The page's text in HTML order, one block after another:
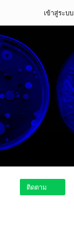
เข้าสู่ระบบ
ติดตาม